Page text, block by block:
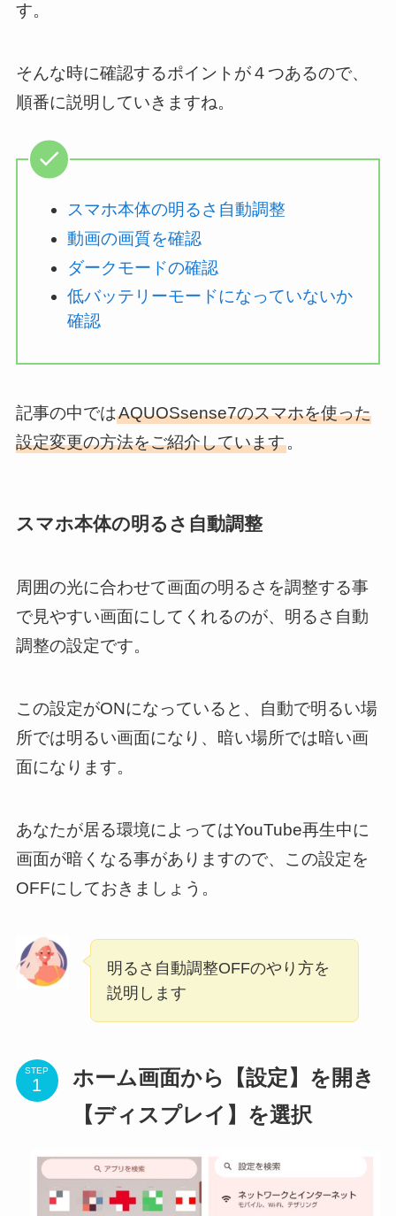
す。
そんな時に確認するポイントが４つあるので、
順番に説明していきますね。
スマホ本体の明るさ自動調整
動画の画質を確認
ダークモードの確認
低バッテリーモードになっていないか
確認
記事の中ではAQUOSsense7のスマホを使った
設定変更の方法をご紹介しています。
スマホ本体の明るさ自動調整
周囲の光に合わせて画面の明るさを調整する事
で見やすい画面にしてくれるのが、明るさ自動
調整の設定です。
この設定がONになっていると、自動で明るい場
所では明るい画面になり、暗い場所では暗い画
面になります。
あなたが居る環境によってはYouTube再生中に
画面が暗くなる事がありますので、この設定を
OFFにしておきましょう。
明るさ自動調整OFFのやり方を
説明します
STEP
ホーム画面から【設定】を開き
【ディスプレイ】を選択